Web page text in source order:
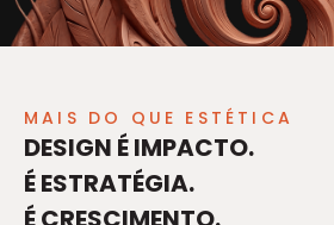
MAIS DO QUE ESTÉTICA
DESIGN É IMPACTO.
É ESTRATÉGIA.